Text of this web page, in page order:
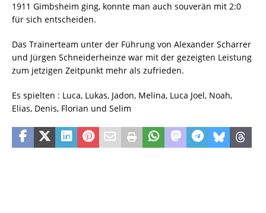
1911 Gimbsheim ging, konnte man auch souverän mit 2:0
für sich entscheiden.
Das Trainerteam unter der Führung von Alexander Scharrer
und Jürgen Schneiderheinze war mit der gezeigten Leistung
zum jetzigen Zeitpunkt mehr als zufrieden.
Es spielten : Luca, Lukas, Jadon, Melina, Luca Joel, Noah,
Elias, Denis, Florian und Selim